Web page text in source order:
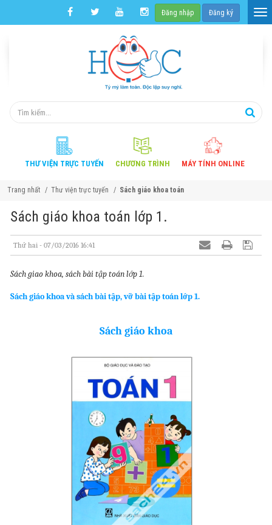
Đăng nhập Đăng ký
THƯ VIỆN TRỰC TUYẾN CHƯƠNG TRÌNH MÁY TÍNH ONLINE
Trang nhất Thư viện trực tuyến Sách giáo khoa toán
Sách giáo khoa toán lớp 1.
Thứ hai - 07/03/2016 16:41
Sách giao khoa, sách bài tập toán lớp 1.
Sách giáo khoa và sách bài tập, vỡ bài tập toán lớp 1.
Sách giáo khoa